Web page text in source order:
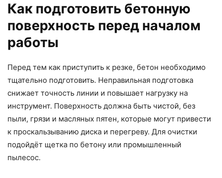
Как подготовить бетонную
поверхность перед началом
работы
Перед тем как приступить к резке, бетон необходимо
тщательно подготовить. Неправильная подготовка
снижает точность линии и повышает нагрузку на
инструмент. Поверхность должна быть чистой, без
пыли, грязи и масляных пятен, которые могут привести
к проскальзыванию диска и перегреву. Для очистки
подойдёт щетка по бетону или промышленный
пылесос.